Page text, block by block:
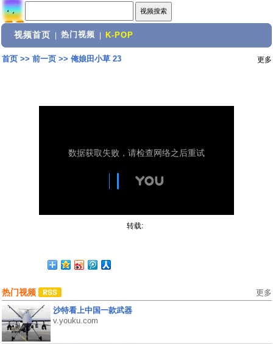
视频首页 热门视频 K-POP
首页>> 前一页>> 俺娘田小草 23 更多
转载:
热门视频 更多
沙特看上中国一款武器
v.youku.com